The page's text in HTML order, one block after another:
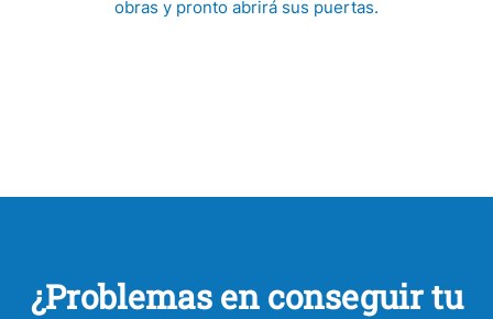
obras y pronto abrirá sus puertas.
¿Problemas en conseguir tu